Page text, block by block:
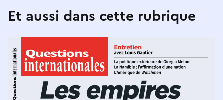
Et aussi dans cette rubrique